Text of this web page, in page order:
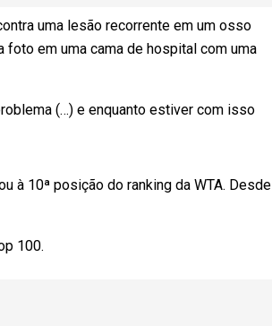
uma lesão recorrente em um osso
foto em uma cama de hospital com uma
(…) e enquanto estiver com isso
à 10ª posição do ranking da WTA. Desde
100.